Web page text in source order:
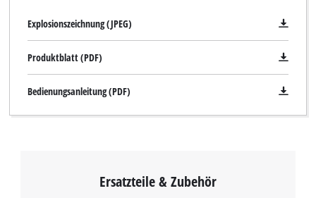
Explosionszeichnung (JPEG)
Produktblatt (PDF)
Bedienungsanleitung (PDF)
Ersatzteile & Zubehör